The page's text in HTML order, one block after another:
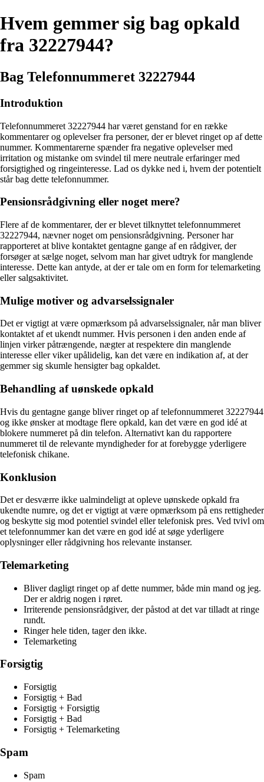
Hvem gemmer sig bag opkald
fra 32227944?
Bag Telefonnummeret 32227944
Introduktion
Telefonnummeret 32227944 har været genstand for en række
kommentarer og oplevelser fra personer, der er blevet ringet op af dette
nummer. Kommentarerne spænder fra negative oplevelser med
irritation og mistanke om svindel til mere neutrale erfaringer med
forsigtighed og ringeinteresse. Lad os dykke ned i, hvem der potentielt
står bag dette telefonnummer.
Pensionsrådgivning eller noget mere?
Flere af de kommentarer, der er blevet tilknyttet telefonnummeret
32227944, nævner noget om pensionsrådgivning. Personer har
rapporteret at blive kontaktet gentagne gange af en rådgiver, der
forsøger at sælge noget, selvom man har givet udtryk for manglende
interesse. Dette kan antyde, at der er tale om en form for telemarketing
eller salgsaktivitet.
Mulige motiver og advarselssignaler
Det er vigtigt at være opmærksom på advarselssignaler, når man bliver
kontaktet af et ukendt nummer. Hvis personen i den anden ende af
linjen virker påtrængende, nægter at respektere din manglende
interesse eller viker upålidelig, kan det være en indikation af, at der
gemmer sig skumle hensigter bag opkaldet.
Behandling af uønskede opkald
Hvis du gentagne gange bliver ringet op af telefonnummeret 32227944
og ikke ønsker at modtage flere opkald, kan det være en god idé at
blokere nummeret på din telefon. Alternativt kan du rapportere
nummeret til de relevante myndigheder for at forebygge yderligere
telefonisk chikane.
Konklusion
Det er desværre ikke ualmindeligt at opleve uønskede opkald fra
ukendte numre, og det er vigtigt at være opmærksom på ens rettigheder
og beskytte sig mod potentiel svindel eller telefonisk pres. Ved tvivl om
et telefonnummer kan det være en god idé at søge yderligere
oplysninger eller rådgivning hos relevante instanser.
Telemarketing
Bliver dagligt ringet op af dette nummer, både min mand og jeg.
Der er aldrig nogen i røret.
Irriterende pensionsrådgiver, der påstod at det var tilladt at ringe
rundt.
Ringer hele tiden, tager den ikke.
Telemarketing
Forsigtig
Forsigtig
Forsigtig + Bad
Forsigtig + Forsigtig
Forsigtig + Bad
Forsigtig + Telemarketing
Spam
Spam